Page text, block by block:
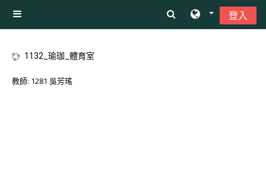
側板
登入
1132_瑜珈_體育室
教師: 1281 吳芳瑤